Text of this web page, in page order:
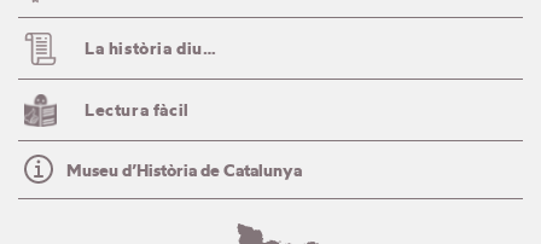
La història diu…
Lectura fàcil
Museu d’Història de Catalunya